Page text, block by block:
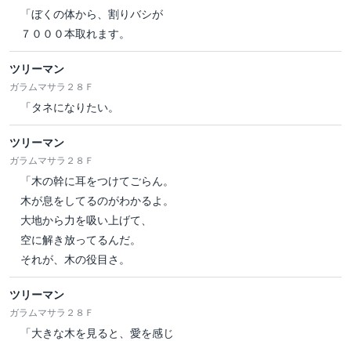
「ぼくの体から、割りバシが
７０００本取れます。
ツリーマン
ガラムマサラ２８Ｆ
「タネになりたい。
ツリーマン
ガラムマサラ２８Ｆ
「木の幹に耳をつけてごらん。
木が息をしてるのがわかるよ。
大地から力を吸い上げて、
空に解き放ってるんだ。
それが、木の役目さ。
ツリーマン
ガラムマサラ２８Ｆ
「大きな木を見ると、愛を感じ